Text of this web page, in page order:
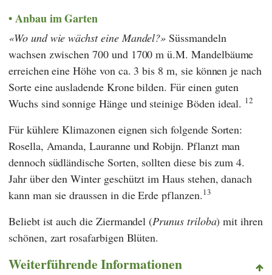
Anbau im Garten
Wo und wie wächst eine Mandel? Süssmandeln
wachsen zwischen 700 und 1700 m ü.M. Mandelbäume
erreichen eine Höhe von ca. 3 bis 8 m, sie können je nach
Sorte eine ausladende Krone bilden. Für einen guten
Wuchs sind sonnige Hänge und steinige Böden ideal. 12
Für kühlere Klimazonen eignen sich folgende Sorten:
Rosella, Amanda, Lauranne und Robijn. Pflanzt man
dennoch südländische Sorten, sollten diese bis zum 4.
Jahr über den Winter geschützt im Haus stehen, danach
kann man sie draussen in die Erde pflanzen.13
Beliebt ist auch die Ziermandel (Prunus triloba) mit ihren
schönen, zart rosafarbigen Blüten.
Weiterführende Informationen